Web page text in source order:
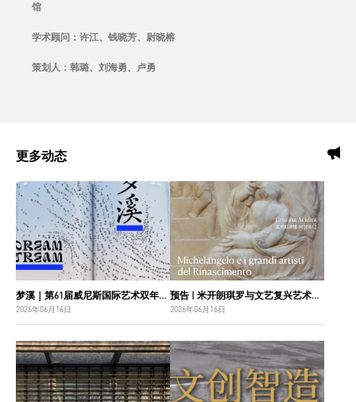
馆
学术顾问：许江、钱晓芳、尉晓榕
策划人：韩璐、刘海勇、卢勇
更多动态
梦溪｜第61届威尼斯国际艺术双年展中国国家馆主视觉设计
2026年06月16日
预告 | 米开朗琪罗与文艺复兴艺术巨匠：佛罗伦萨博纳罗蒂之家珍藏
2026年06月16日